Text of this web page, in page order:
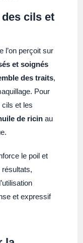
cils et
l’on perçoit sur
et soignés
des traits,
Pour
cils et les
de ricin au
le poil et
et expressif